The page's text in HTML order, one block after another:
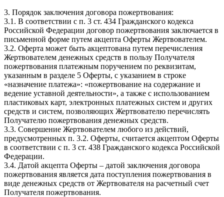
3. Порядок заключения договора пожертвования:
3.1. В соответствии с п. 3 ст. 434 Гражданского кодекса
Российской Федерации договор пожертвования заключается в
письменной форме путем акцепта Оферты Жертвователем.
3.2. Оферта может быть акцептована путем перечисления
Жертвователем денежных средств в пользу Получателя
пожертвования платежным поручением по реквизитам,
указанным в разделе 5 Оферты, с указанием в строке
«назначение платежа»: «пожертвование на содержание и
ведение уставной деятельности», а также с использованием
пластиковых карт, электронных платежных систем и других
средств и систем, позволяющих Жертвователю перечислять
Получателю пожертвования денежных средств.
3.3. Совершение Жертвователем любого из действий,
предусмотренных п. 3.2. Оферты, считается акцептом Оферты
в соответствии с п. 3 ст. 438 Гражданского кодекса Российской
Федерации.
3.4. Датой акцепта Оферты – датой заключения договора
пожертвования является дата поступления пожертвования в
виде денежных средств от Жертвователя на расчетный счет
Получателя пожертвования.